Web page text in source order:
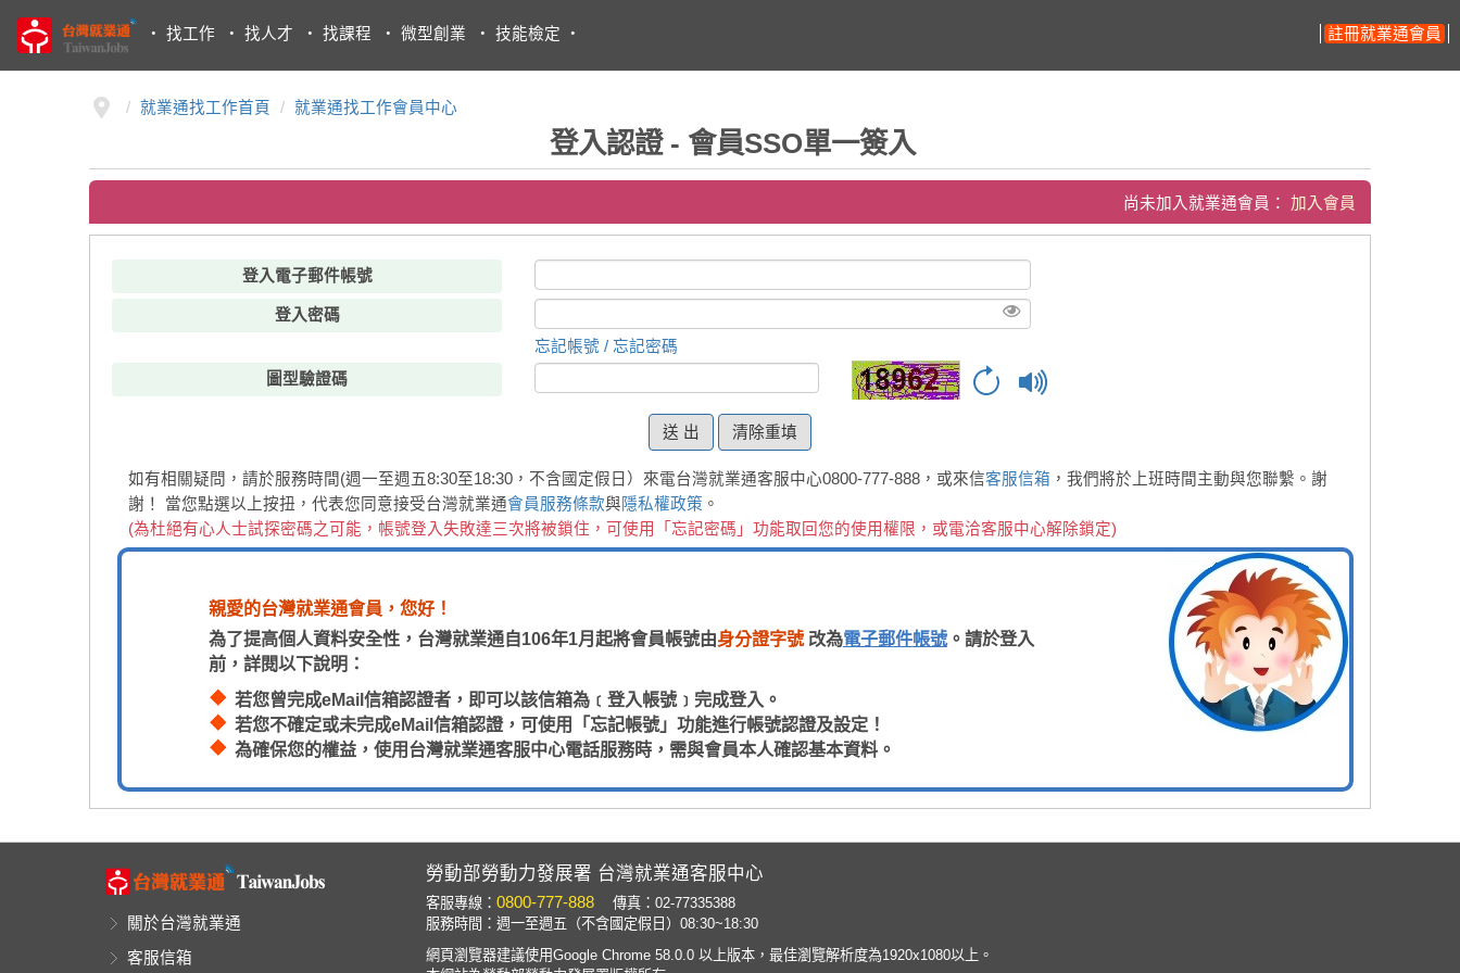
・ 找工作 ・ 找人才 ・ 找課程 ・ 微型創業 ・ 技能檢定 ・ 註冊就業通會員
就業通找工作首頁 就業通找工作會員中心
登入認證 - 會員SSO單一簽入
尚未加入就業通會員： 加入會員
登入電子郵件帳號
登入密碼
忘記帳號 / 忘記密碼
圖型驗證碼
清除重填
如有相關疑問，請於服務時間(週一至週五8:30至18:30，不含國定假日）來電台灣就業通客服中心0800-777-888，或來信客服信箱 ，我們將於上班時間主動與您聯繫。謝
謝！
當您點選以上按扭，代表您同意接受台灣就業通會員服務條款與隱私權政策 。
(為杜絕有心人士試探密碼之可能，帳號登入失敗達三次將被鎖住，可使用「忘記密碼」功能取回您的使用權限，或電洽客服中心解除鎖定)
親愛的台灣就業通會員，您好！
為了提高個人資料安全性，台灣就業通自106年1月起將會員帳號由身分證字號改為電子郵件帳號。請於登入
前，詳閱以下說明：
若您曾完成eMail信箱認證者，即可以該信箱為﹝登入帳號﹞完成登入。
若您不確定或未完成eMail信箱認證，可使用「忘記帳號」功能進行帳號認證及設定！
為確保您的權益，使用台灣就業通客服中心電話服務時，需與會員本人確認基本資料。
關於台灣就業通
客服信箱
勞動部勞動力發展署 台灣就業通客服中心
客服專線：0800-777-888 傳真：02-77335388
服務時間：週一至週五（不含國定假日）08:30~18:30
網頁瀏覽器建議使用Google Chrome 58.0.0 以上版本，最佳瀏覽解析度為1920x1080以上。